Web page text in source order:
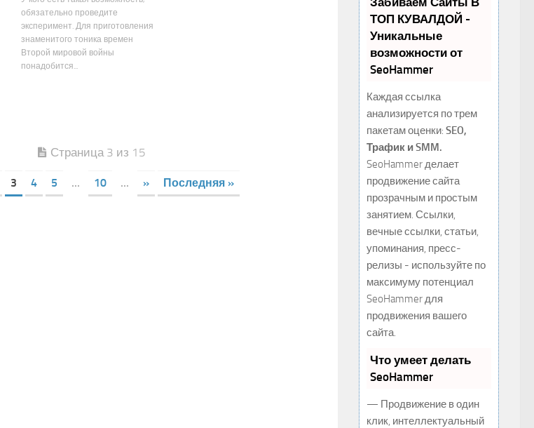
обязательно проведите
эксперимент. Для приготовления
знаменитого тоника времен
Второй мировой войны
понадобится...
Страница 3 из 15
3 4 5 ... 10 ... » Последняя »
ТОП КУВАЛДОЙ -
Уникальные
возможности от
SeoHammer
Каждая ссылка
анализируется по трем
пакетам оценки: SEO,
Трафик и SMM.
SeoHammer делает
продвижение сайта
прозрачным и простым
занятием. Ссылки,
вечные ссылки, статьи,
упоминания, пресс-
релизы - используйте по
максимуму потенциал
SeoHammer для
продвижения вашего
сайта.
Что умеет делать
SeoHammer
— Продвижение в один
клик, интеллектуальный